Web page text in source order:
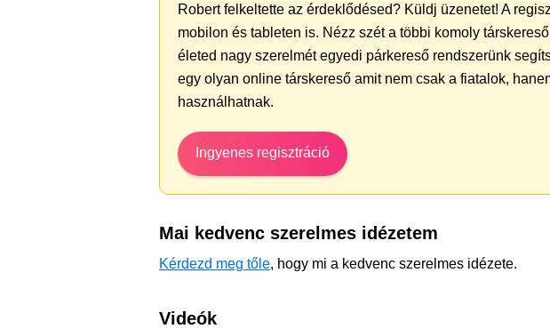
Robert felkeltette az érdeklődésed? Küldj üzenetet! A
mobilon és tableten is. Nézz szét a többi komoly
életed nagy szerelmét egyedi párkereső rendszerünk
egy olyan online társkereső amit nem csak a fiatalok,
használhatnak.
Ingyenes regisztráció
Mai kedvenc szerelmes idézetem
Kérdezd meg tőle, hogy mi a kedvenc szerelmes idézete.
Videók